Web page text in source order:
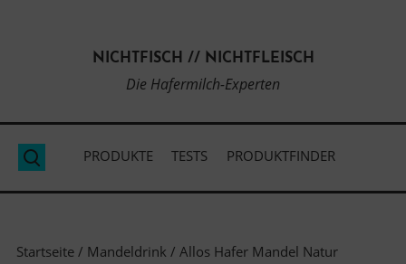
NICHTFISCH // NICHTFLEISCH
Die Hafermilch-Experten
Suche
PRODUKTE TESTS PRODUKTFINDER
Startseite/ Mandeldrink / Allos Hafer Mandel Natur